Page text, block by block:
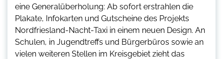
eine Generalüberholung: Ab sofort erstrahlen die
Plakate, Infokarten und Gutscheine des Projekts
Nordfriesland-Nacht-Taxi in einem neuen Design. An
Schulen, in Jugendtreffs und Bürgerbüros sowie an
vielen weiteren Stellen im Kreisgebiet zieht das